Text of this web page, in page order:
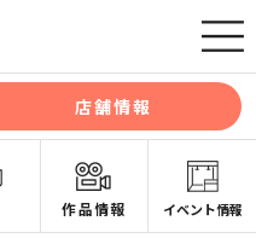
店舗情報
作品情報 イベント情報